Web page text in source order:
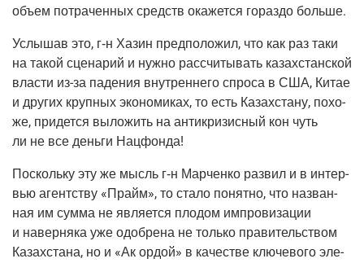
объ­ем потра­чен­ных средств ока­жет­ся гораз­до больше.
Услы­шав это, г‑н Хазин пред­по­ло­жил, что как раз таки
на такой сце­на­рий и нуж­но рас­счи­ты­вать казах­стан­ской
вла­сти из-за паде­ния внут­рен­не­го спро­са в США, Китае
и дру­гих круп­ных эко­но­ми­ках, то есть Казах­ста­ну, похо­
же, при­дет­ся выло­жить на анти­кри­зис­ный кон чуть
ли не все день­ги Нацфонда!
Посколь­ку эту же мысль г‑н Мар­чен­ко раз­вил и в интер­
вью агент­ству «Прайм», то ста­ло понят­но, что назван­
ная им сум­ма не явля­ет­ся пло­дом импро­ви­за­ции
и навер­ня­ка уже одоб­ре­на не толь­ко пра­ви­тель­ством
Казах­ста­на, но и «Ак ордой» в каче­стве клю­че­во­го эле­